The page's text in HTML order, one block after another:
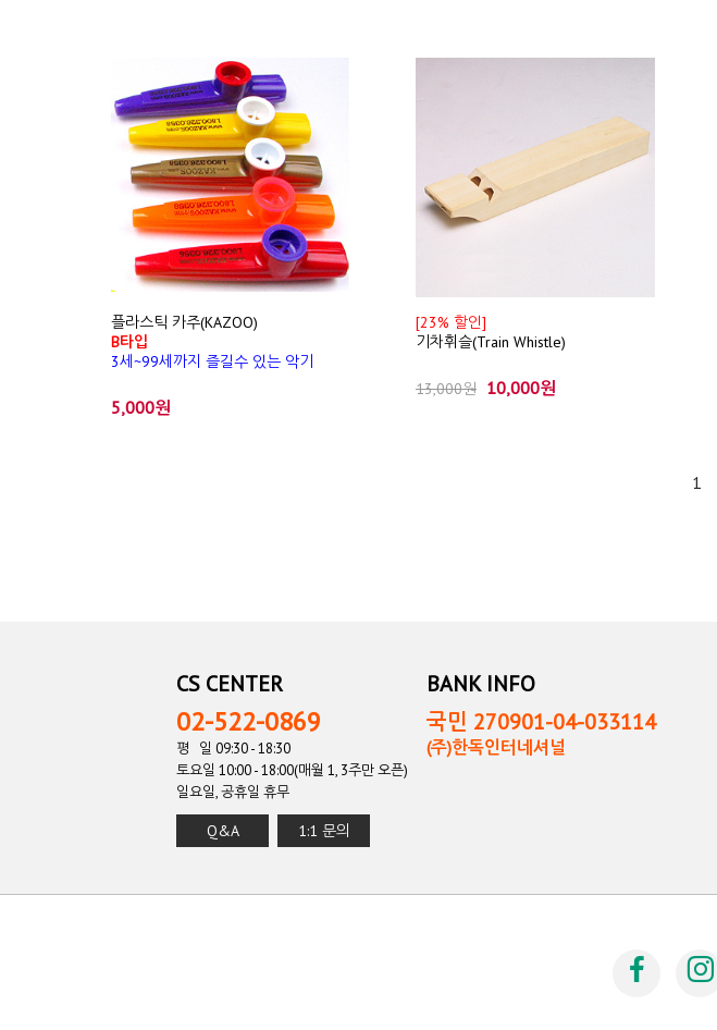
플라스틱 카주(KAZOO)
B타입
3세~99세까지 즐길수 있는 악기
5,000원
[23% 할인]
기차휘슬(Train Whistle)
13,000원 10,000원
1
CS CENTER
02-522-0869
평 일 09:30 - 18:30
토요일 10:00 - 18:00(매월 1, 3주만 오픈)
일요일, 공휴일 휴무
Q&A 1:1 문의
BANK INFO
국민 270901-04-033114
(주)한독인터네셔널